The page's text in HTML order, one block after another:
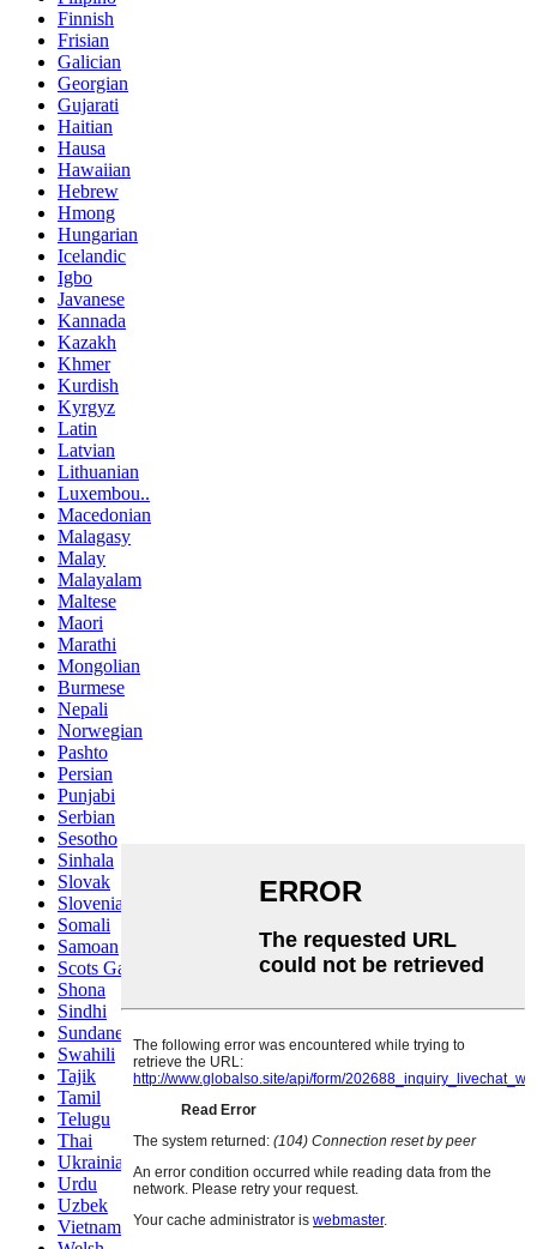
Finnish
Frisian
Galician
Georgian
Gujarati
Haitian
Hausa
Hawaiian
Hebrew
Hmong
Hungarian
Icelandic
Igbo
Javanese
Kannada
Kazakh
Khmer
Kurdish
Kyrgyz
Latin
Latvian
Lithuanian
Luxembou..
Macedonian
Malagasy
Malay
Malayalam
Maltese
Maori
Marathi
Mongolian
Burmese
Nepali
Norwegian
Pashto
Persian
Punjabi
Serbian
Sesotho
Sinhala
Slovak
Slovenian
Somali
Samoan
Scots Gaelic
Shona
Sindhi
Sundanese
Swahili
Tajik
Tamil
Telugu
Thai
Ukrainian
Urdu
Uzbek
Vietnamese